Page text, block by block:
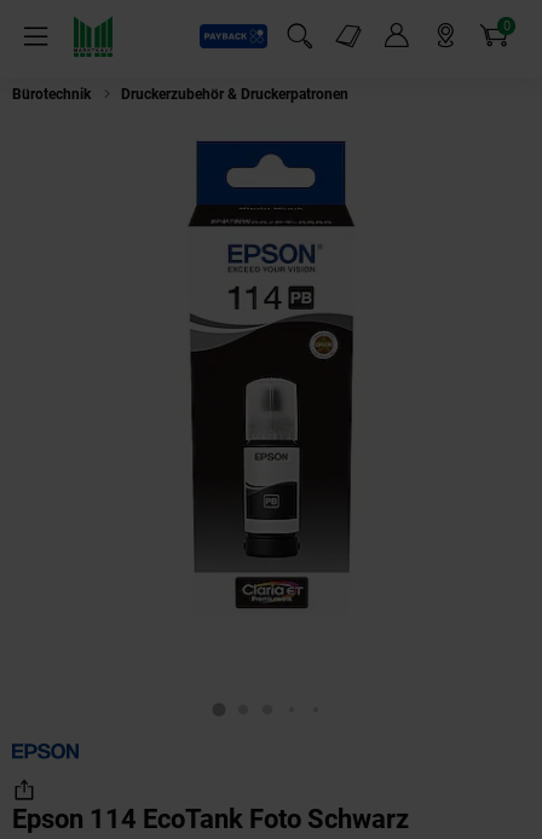
Menü
Payback
Suchfeld einblenden
Markt-Angebote 0
Artikel
Bürotechnik Druckerzubehör & Druckerpatronen
Epson 114 EcoTank Foto Schwarz